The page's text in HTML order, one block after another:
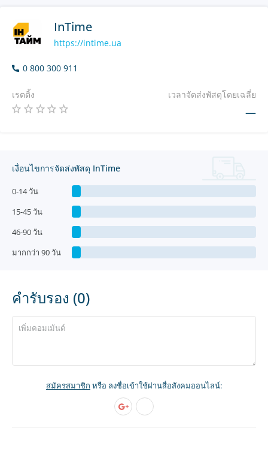
InTime
https://intime.ua
0 800 300 911
เรตติ้ง เวลาจัดส่งพัสดุโดยเฉลี่ย
—
เงื่อนไขการจัดส่งพัสดุ InTime
0-14 วัน
15-45 วัน
46-90 วัน
มากกว่า 90 วัน
คำรับรอง (0)
สมัครสมาชิก หรือ ลงชื่อเข้าใช้ผ่านสื่อสังคมออนไลน์: